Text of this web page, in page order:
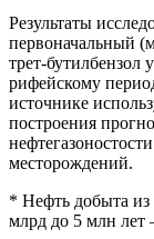
Результаты
первоначальный
трет-бутилбензол
рифейскому
источнике
построения
месторождений.
* Нефть добыта из
млрд до 5 млн лет